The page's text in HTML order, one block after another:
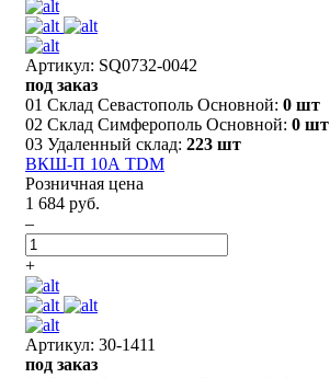
Артикул: SQ0732-0042
под заказ
01 Склад Севастополь Основной: 0 шт
02 Склад Симферополь Основной: 0 шт
03 Удаленный склад: 223 шт
ВКШ-П 10А TDM
Розничная цена
1 684 руб.
–
+
Артикул: 30-1411
под заказ